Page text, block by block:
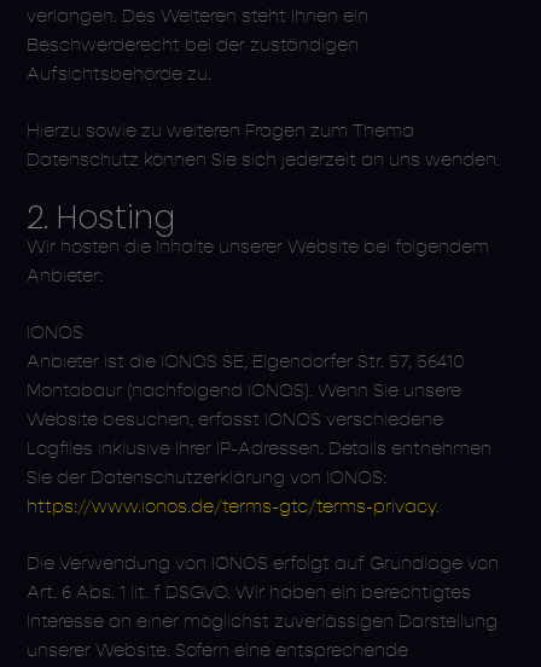
verlangen. Des Weiteren steht Ihnen ein
Beschwerderecht bei der zuständigen
Aufsichtsbehörde zu.
Hierzu sowie zu weiteren Fragen zum Thema
Datenschutz können Sie sich jederzeit an uns wenden.
2. Hosting
Wir hosten die Inhalte unserer Website bei folgendem
Anbieter:
IONOS
Anbieter ist die IONOS SE, Elgendorfer Str. 57, 56410
Montabaur (nachfolgend IONOS). Wenn Sie unsere
Website besuchen, erfasst IONOS verschiedene
Logfiles inklusive Ihrer IP-Adressen. Details entnehmen
Sie der Datenschutzerklärung von IONOS:
https://www.ionos.de/terms-gtc/terms-privacy.
Die Verwendung von IONOS erfolgt auf Grundlage von
Art. 6 Abs. 1 lit. f DSGVO. Wir haben ein berechtigtes
Interesse an einer möglichst zuverlässigen Darstellung
unserer Website. Sofern eine entsprechende